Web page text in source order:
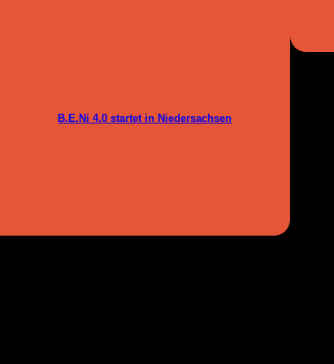
B.E.Ni 4.0 startet in Niedersachsen